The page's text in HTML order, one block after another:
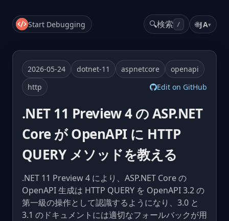
Start Debugging 🔍検索 / 🌐JA▾
2026-05-24 dotnet-11 aspnetcore
openapi
http
Edit on GitHub
.NET 11 Preview 4 の ASP.NET
Core が OpenAPI に HTTP
QUERY メソッドを教える
.NET 11 Preview 4 により、ASP.NET Core の
OpenAPI 生成は HTTP QUERY を OpenAPI 3.2 の
第一級の操作として認識するようになり、3.0 と
3.1 のドキュメントには適切なフォールバックが用